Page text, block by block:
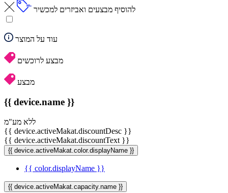
להוסיף מבצעים ואביזרים למכשיר
עוד על המוצר
מבצע לרוכשים
מבצע
{{ device.name }}
ללא מע"מ
{{ device.activeMakat.discountDesc }}
{{ device.activeMakat.discountText }}
{{ device.activeMakat.color.displayName }}
{{ color.displayName }}
{{ device.activeMakat.capacity.name }}